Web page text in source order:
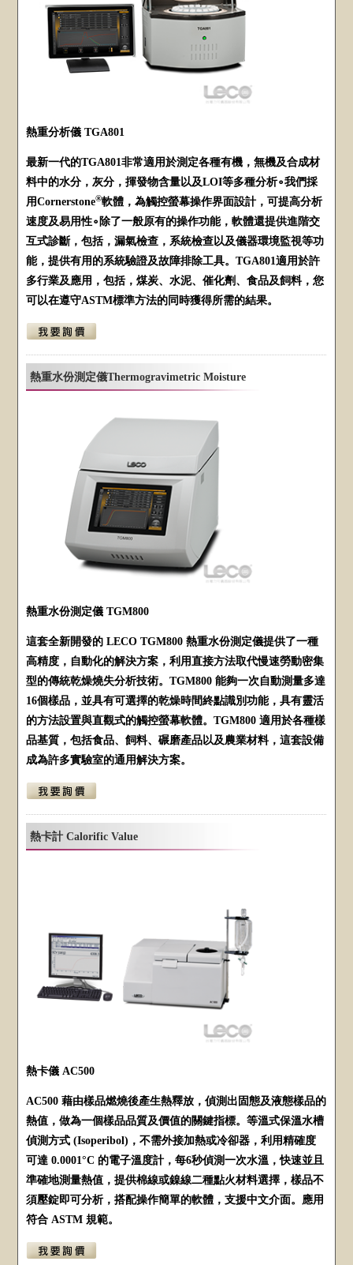
熱重分析儀 TGA801
最新一代的TGA801非常適用於測定各種有機，無機及合成材
料中的水分，灰分，揮發物含量以及LOI等多種分析∘我們採
用Cornerstone®軟體，為觸控螢幕操作界面設計，可提高分析
速度及易用性∘除了一般原有的操作功能，軟體還提供進階交
互式診斷，包括，漏氣檢查，系統檢查以及儀器環境監視等功
能，提供有用的系統驗證及故障排除工具。TGA801適用於許
多行業及應用，包括，煤炭、水泥、催化劑、食品及飼料，您
可以在遵守ASTM標準方法的同時獲得所需的結果。
熱重水份測定儀Thermogravimetric Moisture
熱重水份測定儀 TGM800
這套全新開發的 LECO TGM800 熱重水份測定儀提供了一種
高精度，自動化的解決方案，利用直接方法取代慢速勞動密集
型的傳統乾燥燒失分析技術。TGM800 能夠一次自動測量多達
16個樣品，並具有可選擇的乾燥時間終點識別功能，具有靈活
的方法設置與直觀式的觸控螢幕軟體。TGM800 適用於各種樣
品基質，包括食品、飼料、碾磨產品以及農業材料，這套設備
成為許多實驗室的通用解決方案。
熱卡計 Calorific Value
熱卡儀 AC500
AC500 藉由樣品燃燒後產生熱釋放，偵測出固態及液態樣品的
熱值，做為一個樣品品質及價值的關鍵指標。等溫式保溫水槽
偵測方式 (Isoperibol)，不需外接加熱或冷卻器，利用精確度
可達 0.0001°C 的電子溫度計，每6秒偵測一次水溫，快速並且
準確地測量熱值，提供棉線或鎳線二種點火材料選擇，樣品不
須壓錠即可分析，搭配操作簡單的軟體，支援中文介面。應用
符合 ASTM 規範。